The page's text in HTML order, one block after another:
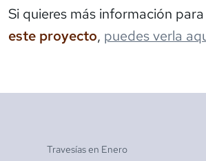
Si quieres más información para
este proyecto, puedes verla
Travesías en Enero